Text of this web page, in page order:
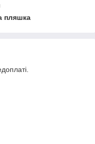
пляшка